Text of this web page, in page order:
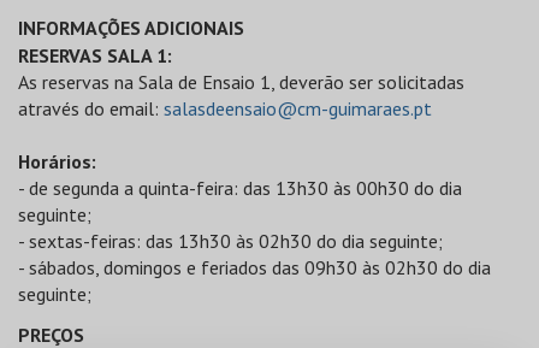
INFORMAÇÕES ADICIONAIS
RESERVAS SALA 1:
As reservas na Sala de Ensaio 1, deverão ser solicitadas
através do email: salasdeensaio@cm-guimaraes.pt
Horários:
- de segunda a quinta-feira: das 13h30 às 00h30 do dia
seguinte;
- sextas-feiras: das 13h30 às 02h30 do dia seguinte;
- sábados, domingos e feriados das 09h30 às 02h30 do dia
seguinte;
PREÇOS